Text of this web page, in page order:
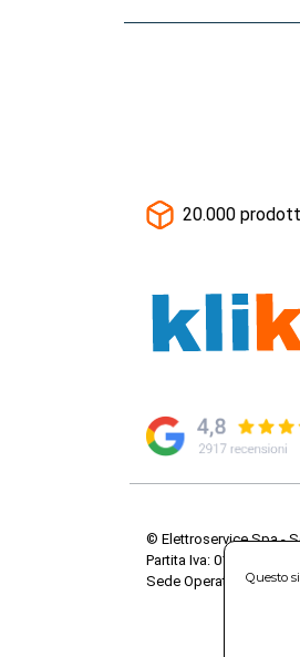
20.000
© Elettroservice Spa -
Partita Iva:
Sede Operativa: Via
Questo